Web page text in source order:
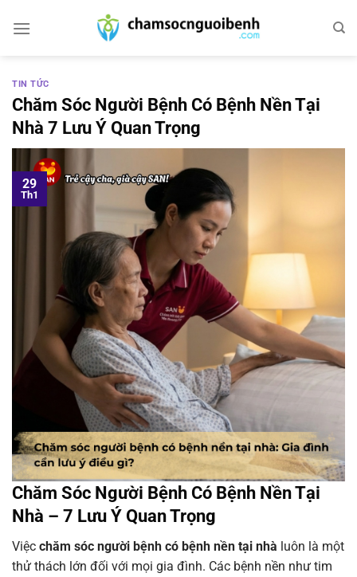
qua
TIN TỨC
Chăm Sóc Người Bệnh Có Bệnh Nền Tại
Nhà 7 Lưu Ý Quan Trọng
29
Th1
Chăm Sóc Người Bệnh Có Bệnh Nền Tại
Nhà – 7 Lưu Ý Quan Trọng
Việc chăm sóc người bệnh có bệnh nền tại nhà luôn là một
thử thách lớn đối với mọi gia đình. Các bệnh nền như tim